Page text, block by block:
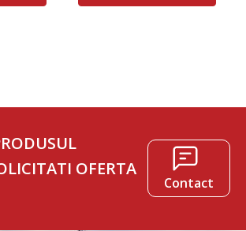
fost:214 lei.
OFERTA
Contact